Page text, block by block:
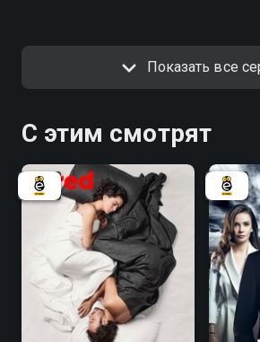
Показать все
С этим смотрят